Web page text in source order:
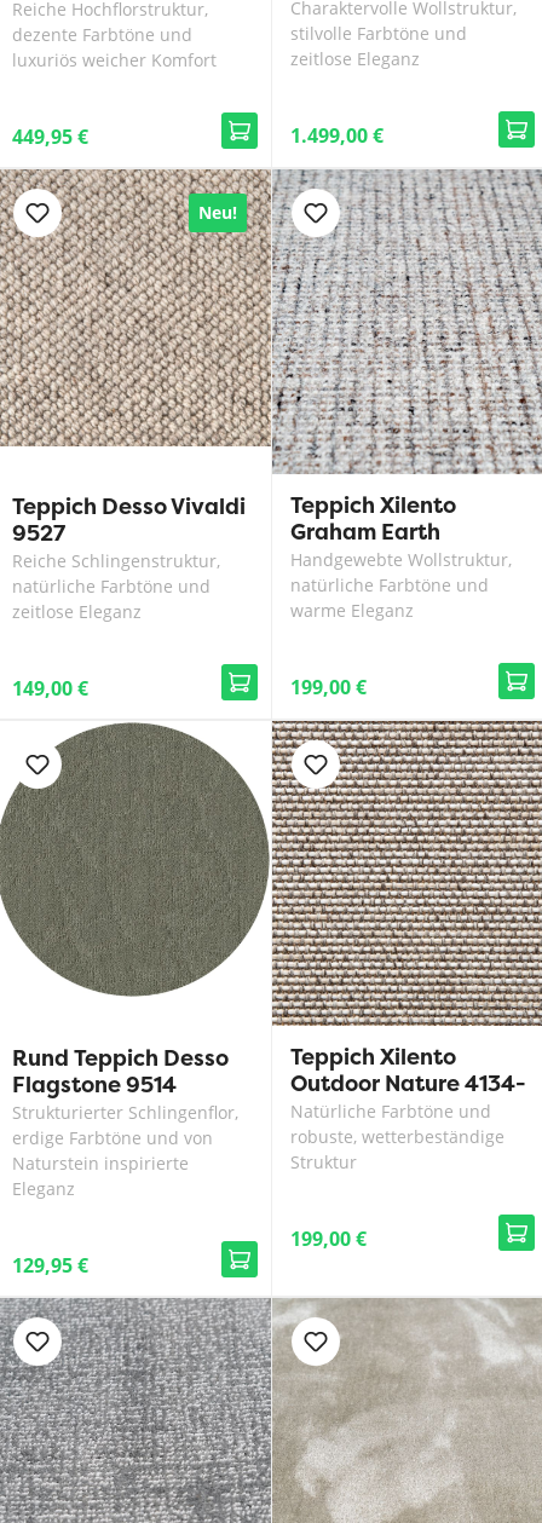
300 cm
Reiche Hochflorstruktur,
dezente Farbtöne und
luxuriös weicher Komfort
449,95 €
cm
Charaktervolle Wollstruktur,
stilvolle Farbtöne und
zeitlose Eleganz
1.499,00 €
Neu!
Teppich Desso Vivaldi
9527
Reiche Schlingenstruktur,
natürliche Farbtöne und
zeitlose Eleganz
149,00 €
Teppich Xilento
Graham Earth
Handgewebte Wollstruktur,
natürliche Farbtöne und
warme Eleganz
199,00 €
Rund Teppich Desso
Flagstone 9514
Strukturierter Schlingenflor,
erdige Farbtöne und von
Naturstein inspirierte
Eleganz
129,95 €
Teppich Xilento
Outdoor Nature 4134-
70
Natürliche Farbtöne und
robuste, wetterbeständige
Struktur
199,00 €